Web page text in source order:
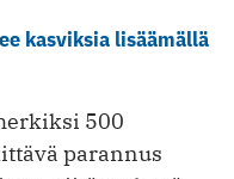
kasviksia lisäämällä
500
parannus